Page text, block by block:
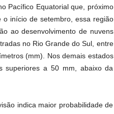
Pacífico Equatorial que, próximo
o início de setembro, essa região
ao desenvolvimento de nuvens
no Rio Grande do Sul, entre
(mm). Nos demais estados
superiores a 50 mm, abaixo da
indica maior probabilidade de